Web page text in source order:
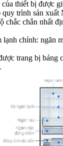
thiết bị được
quy trình sản xuất
chắc chắn nhất
chính: ngăn
trang bị bảng